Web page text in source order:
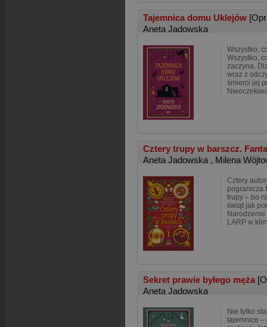
Tajemnica domu Uklejów
Aneta Jadowska
Wszystko,
Wszystko,
zaczyna.
wraz z
śmierci jej
Cztery trupy w barszcz.
Aneta Jadowska , Milena
Cztery
pogranicza
trupy – bo
świąt jak
Narodzenie
LARP w
Sekret prawie byłego męża
Aneta Jadowska
Nie tylko
tajemnice –